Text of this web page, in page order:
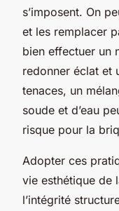
s’imposent. On
et les remplacer
bien effectuer un
redonner éclat et
tenaces, un
soude et d’eau
risque pour la
Adopter ces
vie esthétique de
l’intégrité